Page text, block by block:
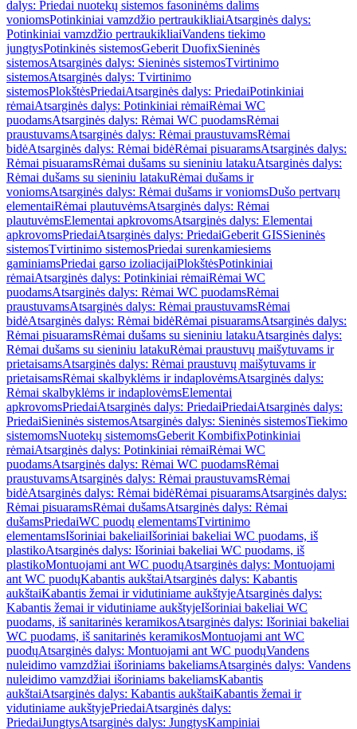
dalys: Priedai nuotekų sistemos fasoninėms dalims
voniomsPotinkiniai vamzdžio pertraukikliaiAtsarginės dalys:
Potinkiniai vamzdžio pertraukikliaiVandens tiekimo
jungtysPotinkinės sistemosGeberit DuofixSieninės
sistemosAtsarginės dalys: Sieninės sistemosTvirtinimo
sistemosAtsarginės dalys: Tvirtinimo
sistemosPlokštėsPriedaiAtsarginės dalys: PriedaiPotinkiniai
rėmaiAtsarginės dalys: Potinkiniai rėmaiRėmai WC
puodamsAtsarginės dalys: Rėmai WC puodamsRėmai
praustuvamsAtsarginės dalys: Rėmai praustuvamsRėmai
bidėAtsarginės dalys: Rėmai bidėRėmai pisuaramsAtsarginės dalys:
Rėmai pisuaramsRėmai dušams su sieniniu latakuAtsarginės dalys:
Rėmai dušams su sieniniu latakuRėmai dušams ir
voniomsAtsarginės dalys: Rėmai dušams ir voniomsDušo pertvarų
elementaiRėmai plautuvėmsAtsarginės dalys: Rėmai
plautuvėmsElementai apkrovomsAtsarginės dalys: Elementai
apkrovomsPriedaiAtsarginės dalys: PriedaiGeberit GISSieninės
sistemosTvirtinimo sistemosPriedai surenkamiesiems
gaminiamsPriedai garso izoliacijaiPlokštėsPotinkiniai
rėmaiAtsarginės dalys: Potinkiniai rėmaiRėmai WC
puodamsAtsarginės dalys: Rėmai WC puodamsRėmai
praustuvamsAtsarginės dalys: Rėmai praustuvamsRėmai
bidėAtsarginės dalys: Rėmai bidėRėmai pisuaramsAtsarginės dalys:
Rėmai pisuaramsRėmai dušams su sieniniu latakuAtsarginės dalys:
Rėmai dušams su sieniniu latakuRėmai praustuvų maišytuvams ir
prietaisamsAtsarginės dalys: Rėmai praustuvų maišytuvams ir
prietaisamsRėmai skalbyklėms ir indaplovėmsAtsarginės dalys:
Rėmai skalbyklėms ir indaplovėmsElementai
apkrovomsPriedaiAtsarginės dalys: PriedaiPriedaiAtsarginės dalys:
PriedaiSieninės sistemosAtsarginės dalys: Sieninės sistemosTiekimo
sistemomsNuotekų sistemomsGeberit KombifixPotinkiniai
rėmaiAtsarginės dalys: Potinkiniai rėmaiRėmai WC
puodamsAtsarginės dalys: Rėmai WC puodamsRėmai
praustuvamsAtsarginės dalys: Rėmai praustuvamsRėmai
bidėAtsarginės dalys: Rėmai bidėRėmai pisuaramsAtsarginės dalys:
Rėmai pisuaramsRėmai dušamsAtsarginės dalys: Rėmai
dušamsPriedaiWC puodų elementamsTvirtinimo
elementamsIšoriniai bakeliaiIšoriniai bakeliai WC puodams, iš
plastikoAtsarginės dalys: Išoriniai bakeliai WC puodams, iš
plastikoMontuojami ant WC puodųAtsarginės dalys: Montuojami
ant WC puodųKabantis aukštaiAtsarginės dalys: Kabantis
aukštaiKabantis žemai ir vidutiniame aukštyjeAtsarginės dalys:
Kabantis žemai ir vidutiniame aukštyjeIšoriniai bakeliai WC
puodams, iš sanitarinės keramikosAtsarginės dalys: Išoriniai bakeliai
WC puodams, iš sanitarinės keramikosMontuojami ant WC
puodųAtsarginės dalys: Montuojami ant WC puodųVandens
nuleidimo vamzdžiai išoriniams bakeliamsAtsarginės dalys: Vandens
nuleidimo vamzdžiai išoriniams bakeliamsKabantis
aukštaiAtsarginės dalys: Kabantis aukštaiKabantis žemai ir
vidutiniame aukštyjePriedaiAtsarginės dalys:
PriedaiJungtysAtsarginės dalys: JungtysKampiniai